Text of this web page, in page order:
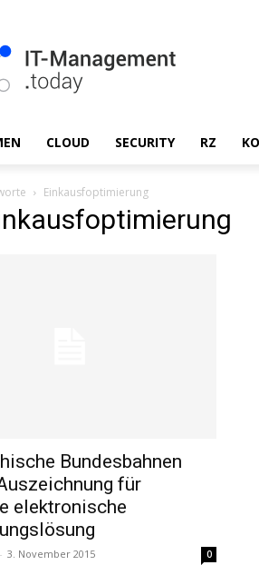
CLOUD SECURITY RZ
Einkausfoptimierung
Bundesbahnen
für
elektronische
- 3. November 2015 0